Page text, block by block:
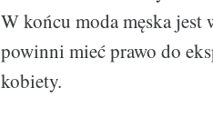
W końcu moda męska jest
powinni mieć prawo do
kobiety.